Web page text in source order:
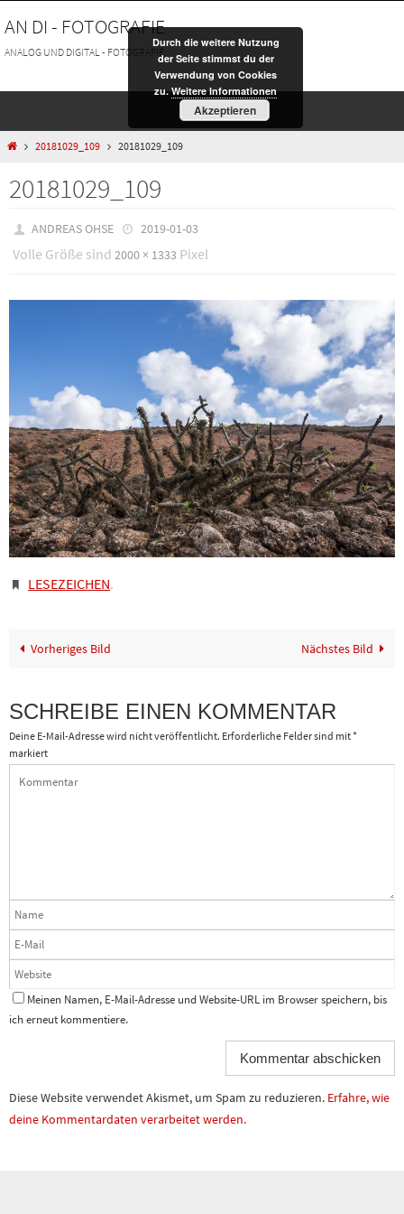
Inhalt
springen
AN DI - FOTOGRAFIE
ANALOG UND DIGITAL - FOTOGRAFIE
HOME20181029_109 20181029_109
20181029_109
ANDREAS OHSE 2019-01-03
Volle Größe sind 2000 × 1333 Pixel
LESEZEICHEN.
Vorheriges Bild Nächstes Bild
SCHREIBE EINEN KOMMENTAR
Deine E-Mail-Adresse wird nicht veröffentlicht. Erforderliche Felder sind mit*
markiert
Meinen Namen, E-Mail-Adresse und Website-URL im Browser speichern, bis
ich erneut kommentiere.
Diese Website verwendet Akismet, um Spam zu reduzieren. Erfahre, wie
deine Kommentardaten verarbeitet werden.
Durch die weitere Nutzung
der Seite stimmst du der
Verwendung von Cookies
zu.Weitere Informationen
Akzeptieren